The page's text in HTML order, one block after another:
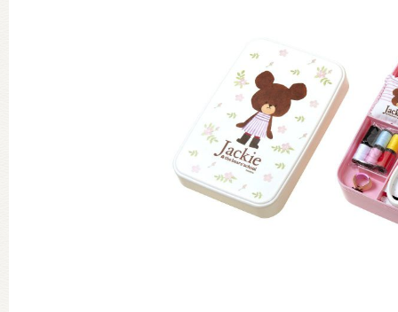
ミュージカル・コンサート
おたのしみコンテンツ(クイズ・